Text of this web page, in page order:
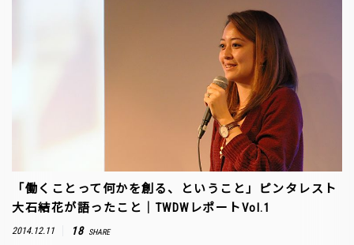
「働くことって何かを創る、ということ」ピンタレスト
大石結花が語ったこと｜TWDWレポートVol.1
2014.12.11 18 SHARE